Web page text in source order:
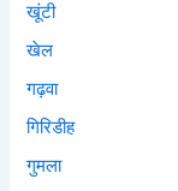
खूंटी
खेल
गढ़वा
गिरिडीह
गुमला